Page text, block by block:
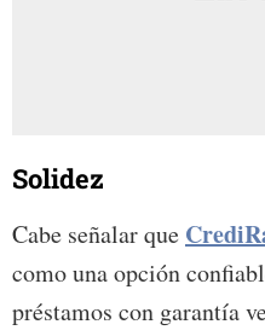
Solidez
Cabe señalar que
como una opción
préstamos con garantía